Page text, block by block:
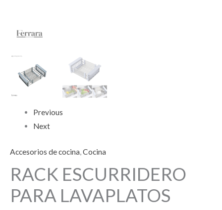
Previous
Next
Accesorios de cocina,Cocina
RACK ESCURRIDERO
PARA LAVAPLATOS